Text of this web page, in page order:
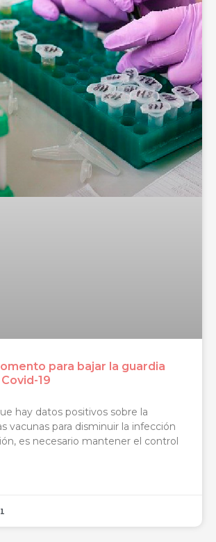
para bajar la guardia
19
hay datos positivos sobre la
vacunas para disminuir la infección
es necesario mantener el control